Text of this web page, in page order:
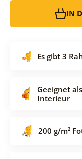
IN
Es gibt 3
Geeignet
Interieur
200 g/m²